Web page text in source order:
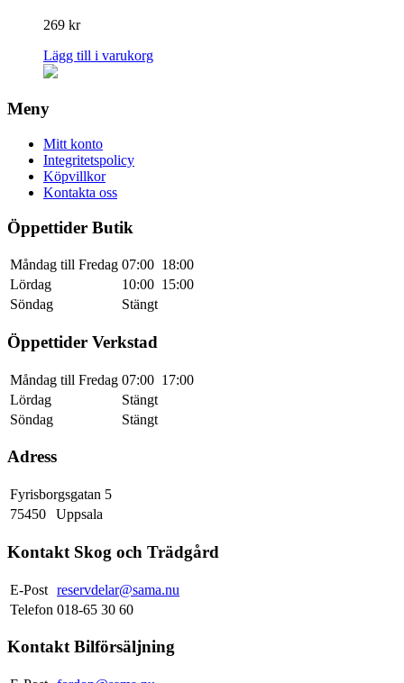
269 kr
Lägg till i varukorg
Meny
Mitt konto
Integritetspolicy
Köpvillkor
Kontakta oss
Öppettider Butik
Måndag till Fredag 07:00 18:00
Lördag
10:00 15:00
Söndag
Stängt
Öppettider Verkstad
Måndag till Fredag 07:00 17:00
Lördag
Stängt
Söndag
Stängt
Adress
Fyrisborgsgatan 5
75450
Uppsala
Kontakt Skog och Trädgård
E-Post reservdelar@sama.nu
Telefon 018-65 30 60
Kontakt Bilförsäljning